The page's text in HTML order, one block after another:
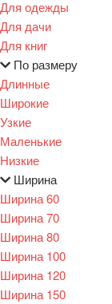
Для одежды
Для дачи
Для книг
По размеру
Длинные
Широкие
Узкие
Маленькие
Низкие
Ширина
Ширина 60
Ширина 70
Ширина 80
Ширина 100
Ширина 120
Ширина 150